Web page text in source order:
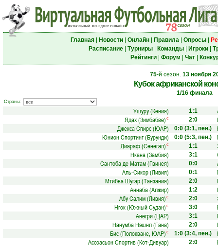
Главная| Новости| Онлайн| Правила| Опросы|
Расписание| Турниры| Команды| Игроки|
Рейтинги| Форум Чат|
75-й сезон. 13 ноября
Кубок африканской
1/16 финала
Страны:
Ушуру (Кения) 1:1
Ядах (Зимбабве) с 2:0
Джекса Спирс (ЮАР)
0:0 (3:1, пен.)
Юнион Спортинг (Бурунди)
0:0 (5:3, пен.)
Диараф (Сенегал) с 1:1
Нкана (Замбия)
3:1
Сантоба де Матам (Гвинея)
0:0
Аль-Сикор (Ливия)
0:1
Мтибва Шугар (Танзания)
2:0
Аннаба (Алжир)
1:2
Абу Салим (Ливия) с 2:0
Нгок (Южный Судан) с 3:0
Анегри (ЦАР)
3:1
Нанумба Нэшнл (Гана)
2:0
Бис (Полокване, ЮАР) с 1:0 (3:4, пен.)
Ассоасьон Спортив (Кот-Дивуар)
2:0